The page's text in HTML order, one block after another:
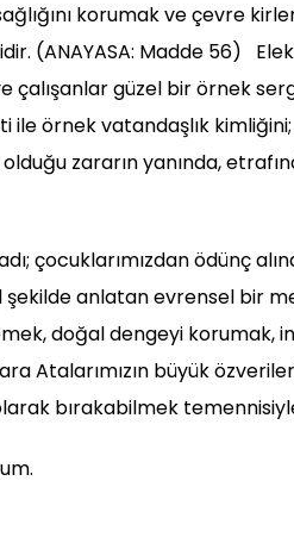
korumak ve çevre
(ANAYASA: Madde 56)
çalışanlar güzel bir örnek
ile örnek vatandaşlık
zararın yanında,
çocuklarımızdan ödünç
anlatan evrensel bir
doğal dengeyi korumak,
Atalarımızın büyük
bırakabilmek